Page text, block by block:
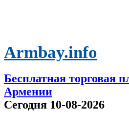
Armbay.info
Бесплатная торговая
Армении
Сегодня 10-08-2026